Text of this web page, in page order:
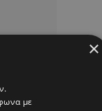
×
με